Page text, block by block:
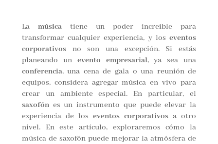
La músicatiene un poder increíble para
transformar cualquier experiencia, y loseventos
corporativosno son una excepción. Si estás
planeando unevento empresarial, ya sea una
conferencia, una cena de gala o una reunión de
equipos, considera agregar música en vivo para
crear un ambiente especial. En particular, el
saxofónes un instrumento que puede elevar la
experiencia de los eventos corporativos a otro
nivel. En este artículo, exploraremos cómo la
música de saxofón puede mejorar la atmósfera de